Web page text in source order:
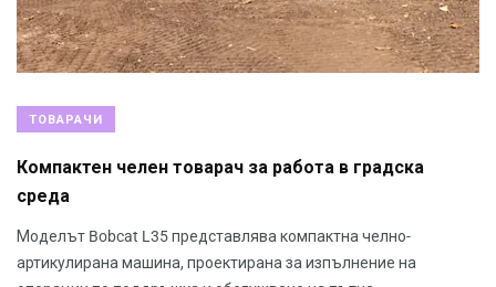
ТОВАРАЧИ
Компактен челен товарач за работа в градска
среда
Моделът Bobcat L35 представлява компактна челно-
артикулирана машина, проектирана за изпълнение на